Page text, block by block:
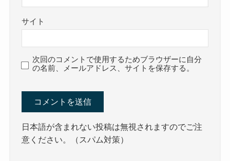
サイト
次回のコメントで使用するためブラウザーに自分
の名前、メールアドレス、サイトを保存する。
日本語が含まれない投稿は無視されますのでご注
意ください。（スパム対策）